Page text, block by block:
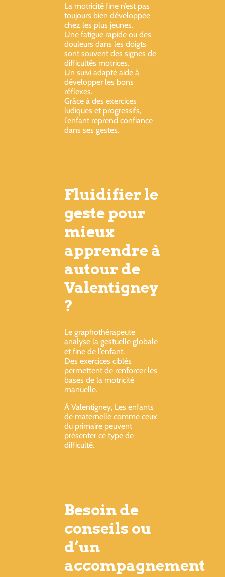
La motricité fine n’est pas
toujours bien développée
chez les plus jeunes.
Une fatigue rapide ou des
douleurs dans les doigts
sont souvent des signes de
difficultés motrices.
Un suivi adapté aide à
développer les bons
réflexes.
Grâce à des exercices
ludiques et progressifs,
l’enfant reprend confiance
dans ses gestes.
Fluidifier le
geste pour
mieux
apprendre à
autour de
Valentigney
?
Le graphothérapeute
analyse la gestuelle globale
et fine de l’enfant.
Des exercices ciblés
permettent de renforcer les
bases de la motricité
manuelle.
À Valentigney, Les enfants
de maternelle comme ceux
du primaire peuvent
présenter ce type de
difficulté.
Besoin de
conseils ou
d’un
accompagnement